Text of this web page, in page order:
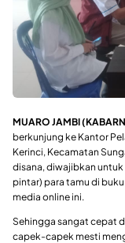
MUARO JAMBI
berkunjung ke Kantor
Kerinci, Kecamatan
disana, diwajibkan
pintar) para tamu di
media online ini.
Sehingga sangat cepat
capek-capek mesti